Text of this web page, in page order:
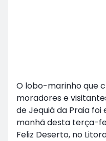
O lobo-marinho que
moradores e
de Jequiá da Praia
manhã desta terça-
Feliz Deserto, no